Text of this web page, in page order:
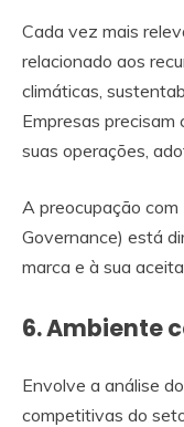
Cada vez mais
relacionado aos
climáticas,
Empresas precisam
suas operações,
A preocupação com
Governance) está
marca e à sua
6. Ambiente
Envolve a análise
competitivas do